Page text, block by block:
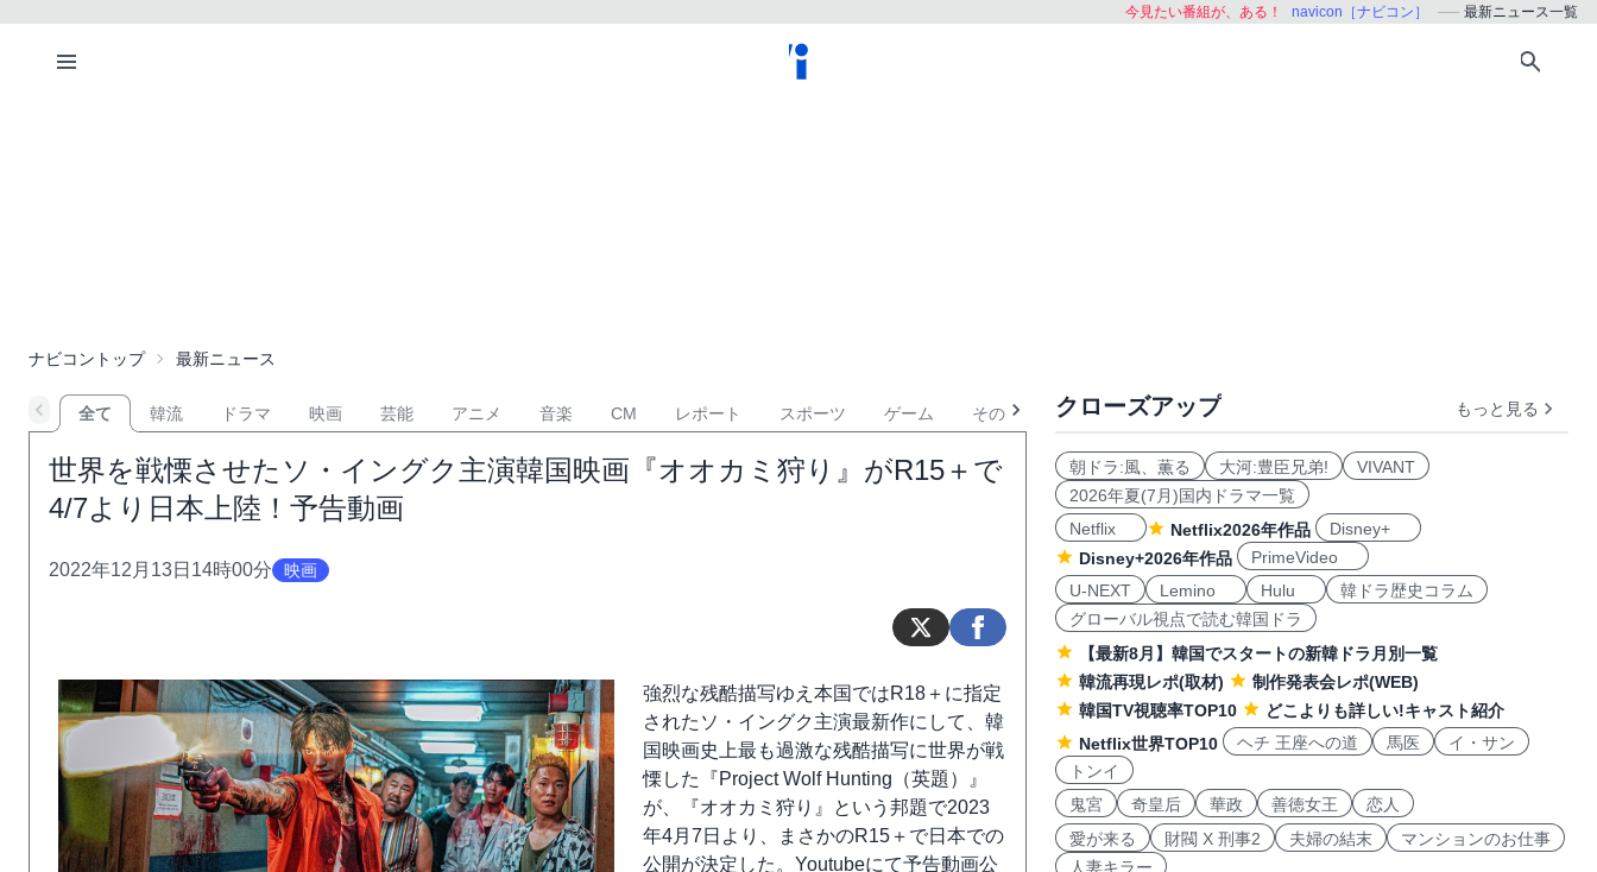
今見たい番組が、ある！ navicon［ナビコン］ 最新ニュース一覧
ナビコントップ 最新ニュース
全て 韓流 ドラマ 映画 芸能 アニメ 音楽 CM レポート スポーツ ゲーム その他
世界を戦慄させたソ・イングク主演韓国映画『オオカミ狩り』がR15＋で
4/7より日本上陸！予告動画
2022年12月13日14時00分 映画
強烈な残酷描写ゆえ本国ではR18＋に指定
されたソ・イングク主演最新作にして、韓
国映画史上最も過激な残酷描写に世界が戦
慄した『Project Wolf Hunting（英題）』
が、『オオカミ狩り』という邦題で2023
年4月7日より、まさかのR15＋で日本での
公開が決定した。Youtubeにて予告動画公
クローズアップ もっと見る
朝ドラ:風、薫る 大河:豊臣兄弟!
VIVANT
2026年夏(7月)国内ドラマ一覧
Netflix
Netflix2026年作品
Disney+
Disney+2026年作品
PrimeVideo
U-NEXT
Lemino Hulu
韓ドラ歴史コラム
グローバル視点で読む韓国ドラ
【最新8月】韓国でスタートの新韓ドラ月別一覧
韓流再現レポ(取材)
制作発表会レポ(WEB)
韓国TV視聴率TOP10
どこよりも詳しい!キャスト紹介
Netflix世界TOP10
ヘチ 王座への道 馬医
イ・サン
トンイ
鬼宮
奇皇后 華政 善徳女王
恋人
愛が来る
財閥 X 刑事2 夫婦の結末
マンションのお仕事
人妻キラー